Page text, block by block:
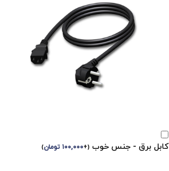
کابل برق - جنس خوب (
+۱۰۰,۰۰۰ تومان)